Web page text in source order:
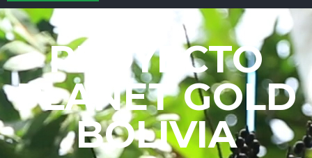
PROYECTO
PLANET GOLD
BOLIVIA